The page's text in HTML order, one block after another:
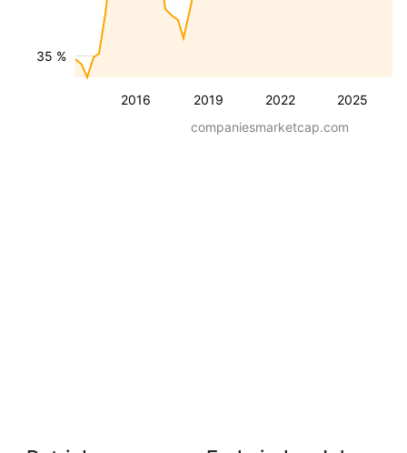
2016 2019 2022 2025
35 %
companiesmarketcap.com